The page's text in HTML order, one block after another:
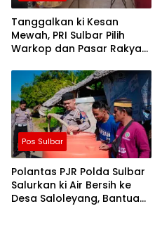
Tanggalkan ki Kesan
Mewah, PRI Sulbar Pilih
Warkop dan Pasar Rakyat
Pos Sulbar
Polantas PJR Polda Sulbar
Salurkan ki Air Bersih ke
Desa Saloleyang, Bantuan